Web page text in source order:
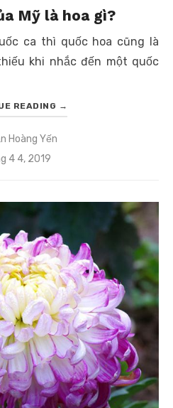
Mỹ là hoa gì?
ca thì quốc hoa cũng là
khi nhắc đến một quốc
READING →
Hoàng Yến
4 4, 2019